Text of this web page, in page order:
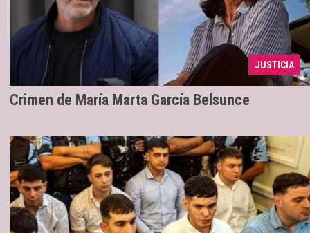
JUSTICIA
Crimen de María Marta García Belsunce
01/04/2024
Pachelo ratificó su inocencia y dijo que le
sacaron "las ganas de vivir"